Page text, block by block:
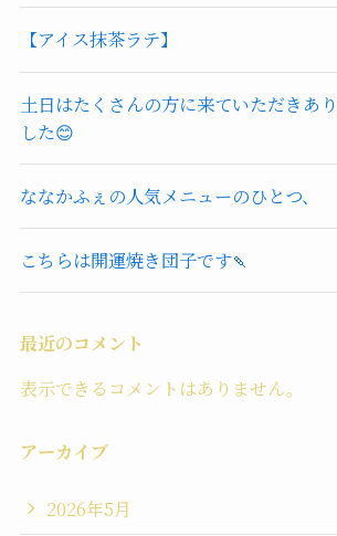
【アイス抹茶ラテ】
土日はたくさんの方に来ていただきあ
した😊
ななかふぇの人気メニューのひとつ、
こちらは開運焼き団子です🍡
最近のコメント
表示できるコメントはありません。
アーカイブ
2026年5月